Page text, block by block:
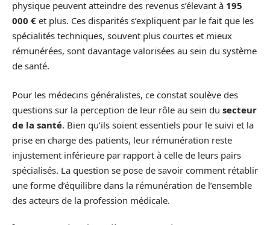
physique peuvent atteindre des revenus s’élevant à 195
000 € et plus. Ces disparités s’expliquent par le fait que les
spécialités techniques, souvent plus courtes et mieux
rémunérées, sont davantage valorisées au sein du système
de santé.
Pour les médecins généralistes, ce constat soulève des
questions sur la perception de leur rôle au sein du secteur
de la santé. Bien qu’ils soient essentiels pour le suivi et la
prise en charge des patients, leur rémunération reste
injustement inférieure par rapport à celle de leurs pairs
spécialisés. La question se pose de savoir comment rétablir
une forme d’équilibre dans la rémunération de l’ensemble
des acteurs de la profession médicale.